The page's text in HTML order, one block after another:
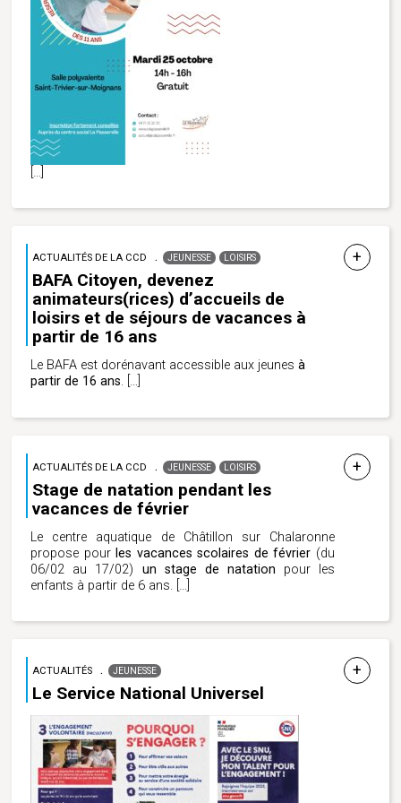
[…]
ACTUALITÉS DE LA CCD JEUNESSE LOISIRS
BAFA Citoyen, devenez
animateurs(rices) d’accueils de
loisirs et de séjours de vacances à
partir de 16 ans
Le BAFA est dorénavant accessible aux jeunesà
partir de 16 ans. […]
ACTUALITÉS DE LA CCD JEUNESSE LOISIRS
Stage de natation pendant les
vacances de février
Le centre aquatique de Châtillon sur Chalaronne
propose pour les vacances scolaires de février (du
06/02 au 17/02) un stage de natation pour les
enfants à partir de 6 ans. […]
ACTUALITÉS JEUNESSE
Le Service National Universel